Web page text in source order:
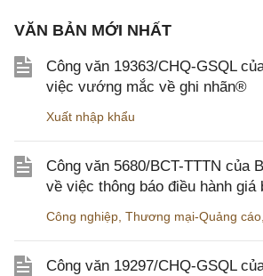
VĂN BẢN MỚI NHẤT
Công văn 19363/CHQ-GSQL
việc vướng mắc về ghi nhãn®
Xuất nhập khẩu
Công văn 5680/BCT-TTTN của
về việc thông báo điều hành giá
Công nghiệp, Thương mại-Quảng cáo,
Công văn 19297/CHQ-GSQL